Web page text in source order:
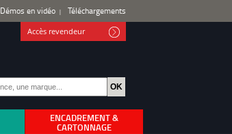
Démos en vidéo Téléchargements
Accès revendeur
ENCADREMENT &
CARTONNAGE